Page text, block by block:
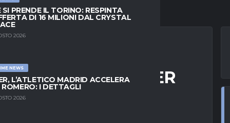
SI PRENDE IL TORINO: RESPINTA
DI 16 MILIONI DAL CRYSTAL
2026
NEWS
L’ATLETICO MADRID ACCELERA
ROMERO: I DETTAGLI
2026
IN PREMIER